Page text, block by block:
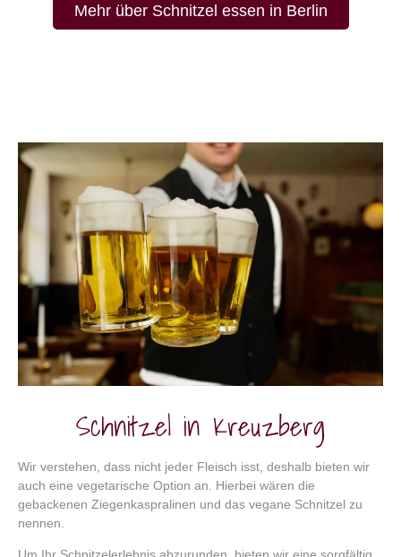
Mehr über Schnitzel essen in Berlin
Schnitzel in Kreuzberg
Wir verstehen, dass nicht jeder Fleisch isst, deshalb bieten wir
auch eine vegetarische Option an. Hierbei wären die
gebackenen Ziegenkaspralinen und das vegane Schnitzel zu
nennen.